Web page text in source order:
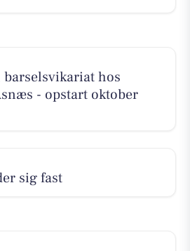
hos
- opstart oktober
sig fast